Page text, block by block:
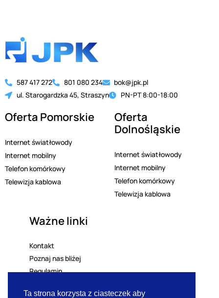
587 417 272 801 080 234
bok@jpk.pl
ul. Starogardzka 45, Straszyn
PN-PT 8:00-18:00
Oferta Pomorskie
Internet światłowody
Internet mobilny
Telefon komórkowy
Telewizja kablowa
Oferta
Dolnośląskie
Internet światłowody
Internet mobilny
Telefon komórkowy
Telewizja kablowa
Ważne linki
Kontakt
Poznaj nas bliżej
Regulamin
Ta strona korzysta z ciasteczek aby